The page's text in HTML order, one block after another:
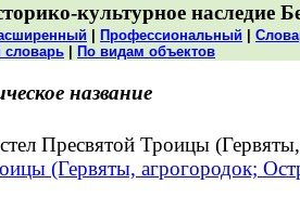
культурное наследие
Профессиональный
словарь
По видам объектов
название
Пресвятой Троицы
(Гервяты, агрогородок;